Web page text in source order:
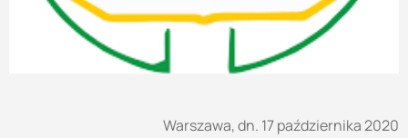
Warszawa, dn. 17 października 2020